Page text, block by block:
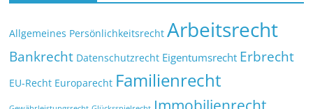
Allgemeines Persönlichkeitsrecht Arbeitsrecht
Bankrecht Datenschutzrecht Eigentumsrecht Erbrecht
EU-Recht Europarecht Familienrecht